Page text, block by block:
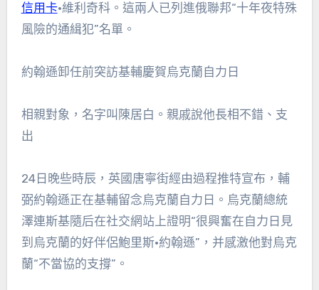
信用卡·維利奇科。這兩人已列進俄聯邦“十年夜特殊
風險的通緝犯”名單。
約翰遜卸任前突訪基輔慶賀烏克蘭自力日
相親對象，名字叫陳居白。親戚說他長相不錯、支
出
24日晚些時辰，英國唐寧街經由過程推特宣布，輔
弼約翰遜正在基輔留念烏克蘭自力日。烏克蘭總統
澤連斯基隨后在社交網站上證明“很興奮在自力日見
到烏克蘭的好伴侶鮑里斯·約翰遜”，并感激他對烏克
蘭“不當協的支撐”。